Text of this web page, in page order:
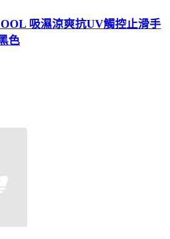
吸濕涼爽抗UV觸控止滑手
色